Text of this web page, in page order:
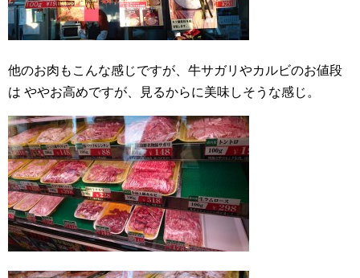
他のお肉もこんな感じですが、牛サガリやカルビのお値段
は ややお高めですが、見るからに美味しそうな感じ。